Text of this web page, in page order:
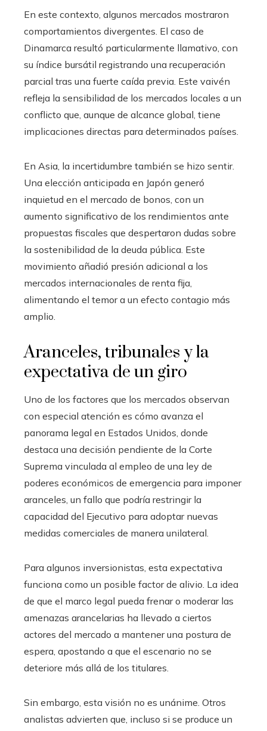
En este contexto, algunos mercados mostraron
comportamientos divergentes. El caso de
Dinamarca resultó particularmente llamativo, con
su índice bursátil registrando una recuperación
parcial tras una fuerte caída previa. Este vaivén
refleja la sensibilidad de los mercados locales a un
conflicto que, aunque de alcance global, tiene
implicaciones directas para determinados países.
En Asia, la incertidumbre también se hizo sentir.
Una elección anticipada en Japón generó
inquietud en el mercado de bonos, con un
aumento significativo de los rendimientos ante
propuestas fiscales que despertaron dudas sobre
la sostenibilidad de la deuda pública. Este
movimiento añadió presión adicional a los
mercados internacionales de renta fija,
alimentando el temor a un efecto contagio más
amplio.
Aranceles, tribunales y la
expectativa de un giro
Uno de los factores que los mercados observan
con especial atención es cómo avanza el
panorama legal en Estados Unidos, donde
destaca una decisión pendiente de la Corte
Suprema vinculada al empleo de una ley de
poderes económicos de emergencia para imponer
aranceles, un fallo que podría restringir la
capacidad del Ejecutivo para adoptar nuevas
medidas comerciales de manera unilateral.
Para algunos inversionistas, esta expectativa
funciona como un posible factor de alivio. La idea
de que el marco legal pueda frenar o moderar las
amenazas arancelarias ha llevado a ciertos
actores del mercado a mantener una postura de
espera, apostando a que el escenario no se
deteriore más allá de los titulares.
Sin embargo, esta visión no es unánime. Otros
analistas advierten que, incluso si se produce un